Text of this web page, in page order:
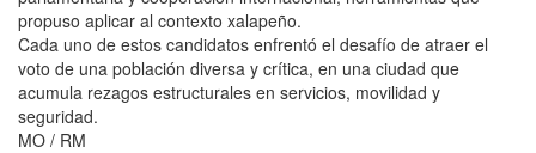
propuso aplicar al contexto xalapeño.
Cada uno de estos candidatos enfrentó el desafío de atraer el
voto de una población diversa y crítica, en una ciudad que
acumula rezagos estructurales en servicios, movilidad y
seguridad.
MO / RM